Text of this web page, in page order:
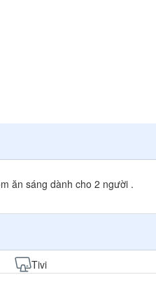
ăn sáng dành cho 2 người .
Tivi